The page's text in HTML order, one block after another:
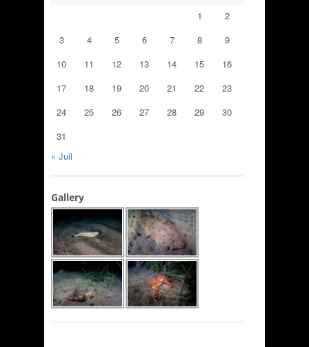
1
2
3
4 5 6 7 8
9
10
11 12 13 14 15
16
17
18 19 20 21 22
23
24
25 26 27 28 29
30
31
« Juil
Gallery